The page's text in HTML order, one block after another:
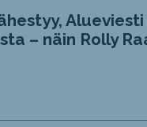
– näin Rolly